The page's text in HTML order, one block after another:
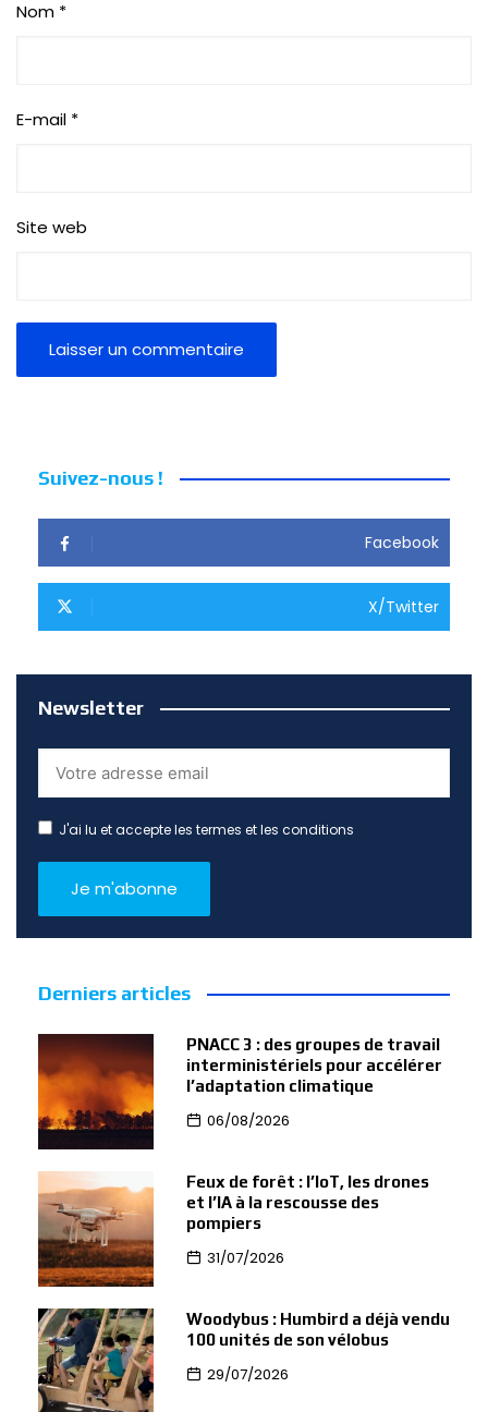
Nom *
E-mail *
Site web
Suivez-nous !
Facebook
X/Twitter
Newsletter
J'ai lu et accepte les termes et les conditions
Derniers articles
PNACC 3 : des groupes de travail
interministériels pour accélérer
l’adaptation climatique
06/08/2026
Feux de forêt : l’IoT, les drones
et l’IA à la rescousse des
pompiers
31/07/2026
Woodybus : Humbird a déjà vendu
100 unités de son vélobus
29/07/2026